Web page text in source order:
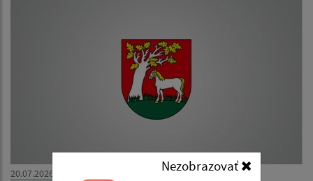
Nezobrazovať
20.07.2026